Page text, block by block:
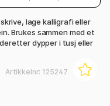
lage kalligrafi eller
Brukes sammen med et
dypper i tusj eller
Artikkelnr: 125247